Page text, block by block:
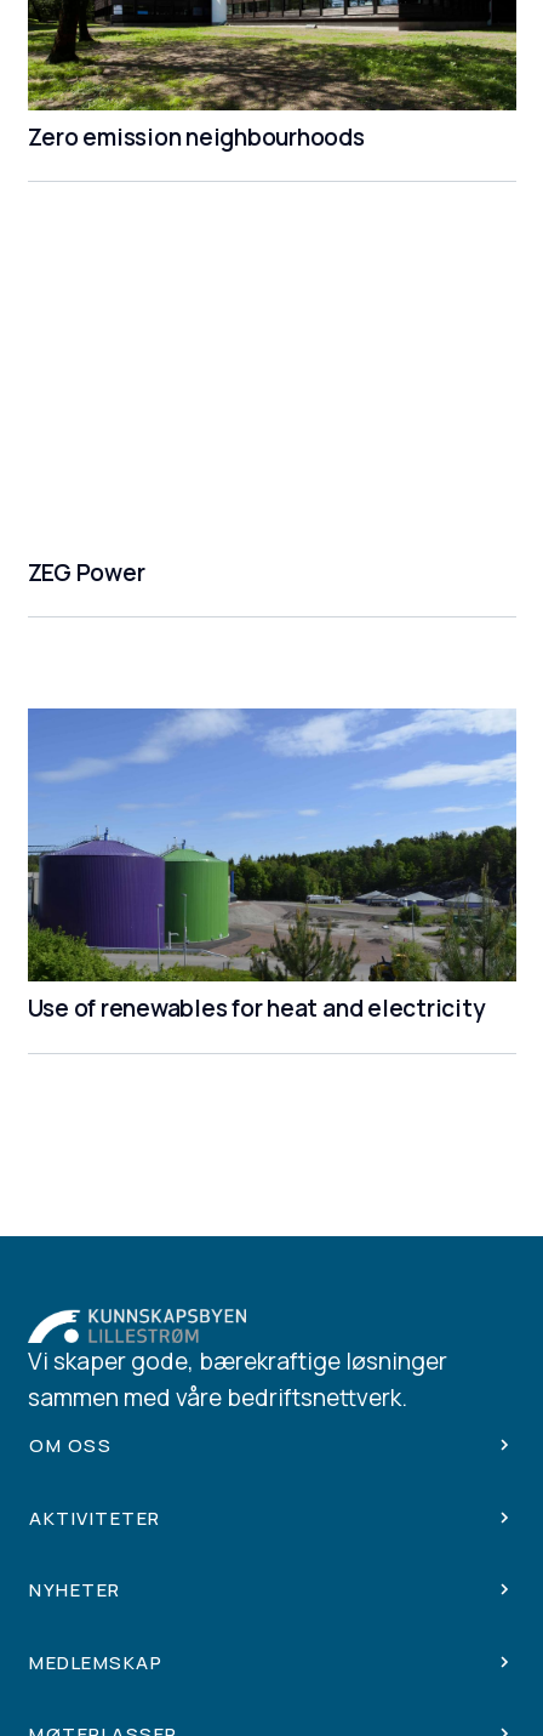
Zero emission neighbourhoods
ZEG Power
Use of renewables for heat and electricity
Vi skaper gode, bærekraftige løsninger
sammen med våre bedriftsnettverk.
OM OSS
AKTIVITETER
NYHETER
MEDLEMSKAP